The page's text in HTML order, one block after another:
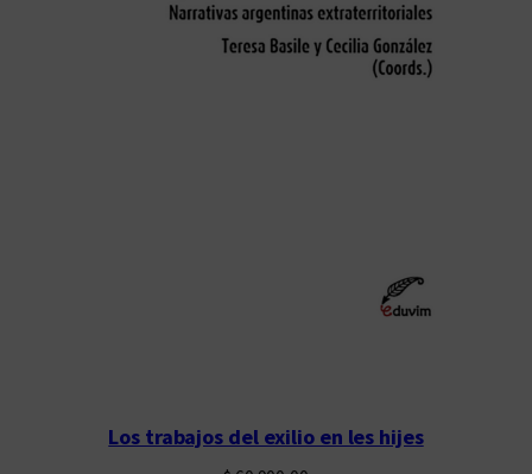
Los trabajos del exilio en les hijes